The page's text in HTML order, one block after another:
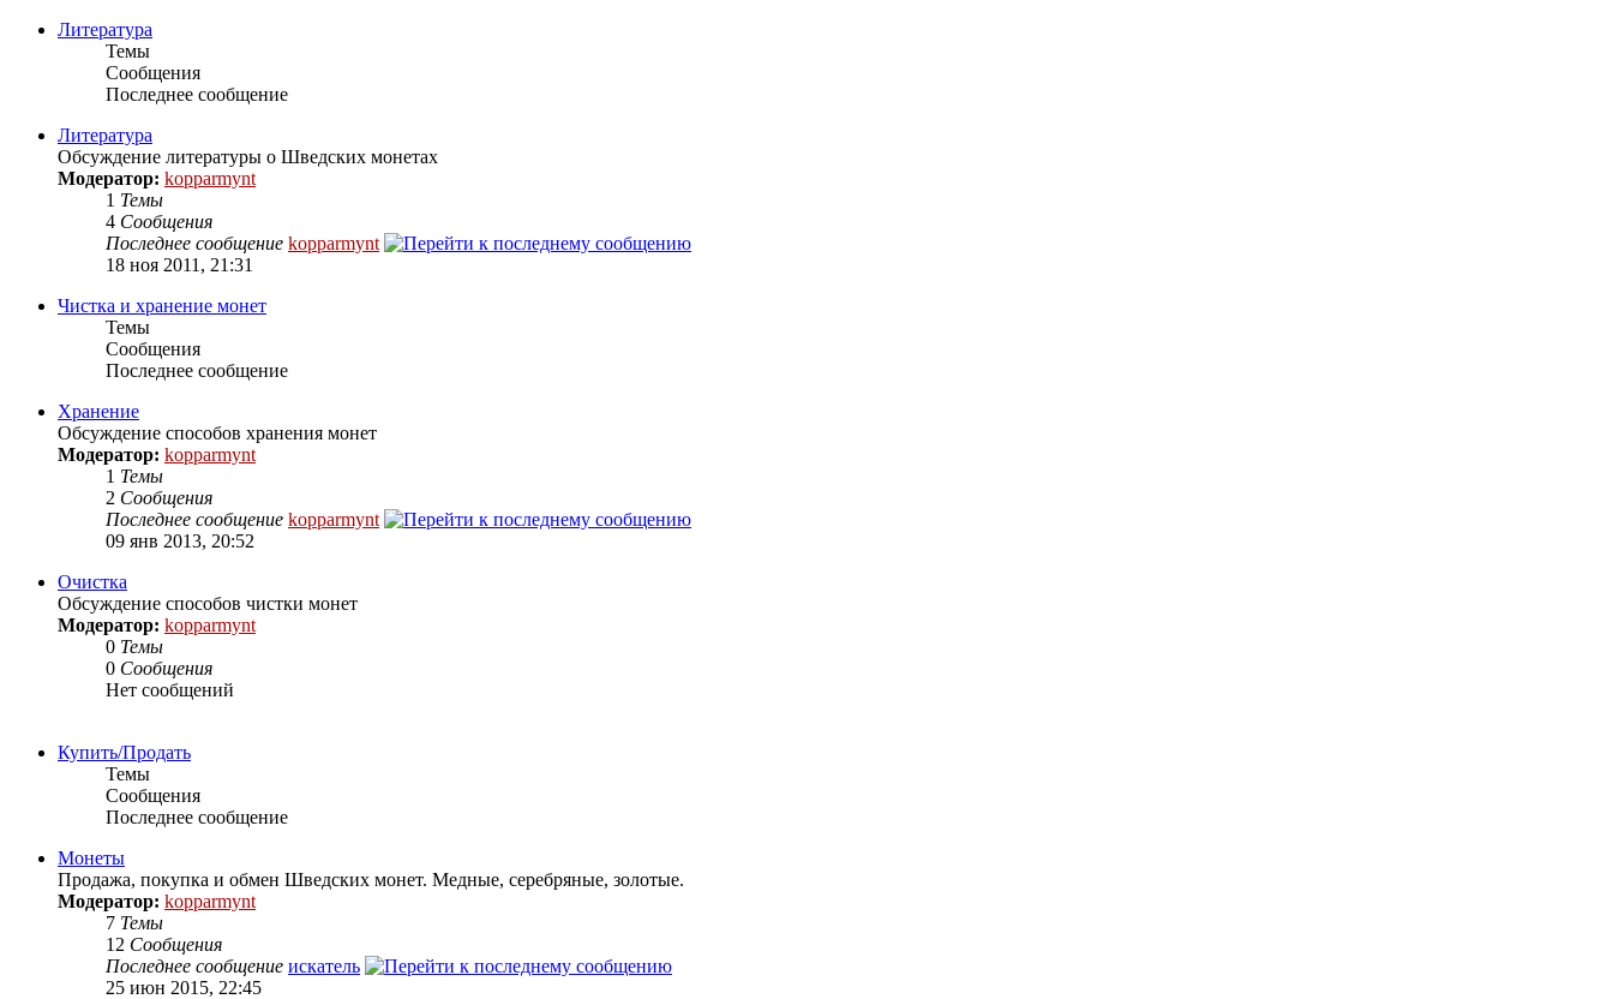
Литература
Темы
Сообщения
Последнее сообщение
Литература
Обсуждение литературы о Шведских монетах
Модератор: kopparmynt
1 Темы
4 Сообщения
Последнее сообщение kopparmynt
18 ноя 2011, 21:31
Чистка и хранение монет
Темы
Сообщения
Последнее сообщение
Хранение
Обсуждение способов хранения монет
Модератор: kopparmynt
1 Темы
2 Сообщения
Последнее сообщение kopparmynt
09 янв 2013, 20:52
Очистка
Обсуждение способов чистки монет
Модератор: kopparmynt
0 Темы
0 Сообщения
Нет сообщений
Купить/Продать
Темы
Сообщения
Последнее сообщение
Монеты
Продажа, покупка и обмен Шведских монет. Медные, серебряные, золотые.
Модератор: kopparmynt
7 Темы
12 Сообщения
Последнее сообщение искатель
25 июн 2015, 22:45